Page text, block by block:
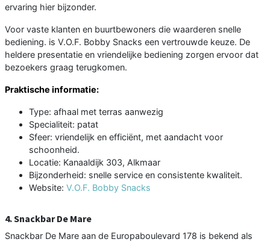
ervaring hier bijzonder.
Voor vaste klanten en buurtbewoners die waarderen snelle
bediening. is V.O.F. Bobby Snacks een vertrouwde keuze. De
heldere presentatie en vriendelijke bediening zorgen ervoor dat
bezoekers graag terugkomen.
Praktische informatie:
Type: afhaal met terras aanwezig
Specialiteit: patat
Sfeer: vriendelijk en efficiënt, met aandacht voor
schoonheid.
Locatie: Kanaaldijk 303, Alkmaar
Bijzonderheid: snelle service en consistente kwaliteit.
Website: V.O.F. Bobby Snacks
4. Snackbar De Mare
Snackbar De Mare aan de Europaboulevard 178 is bekend als